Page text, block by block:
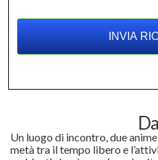
Un luogo di incontro, due
metà tra il tempo libero e